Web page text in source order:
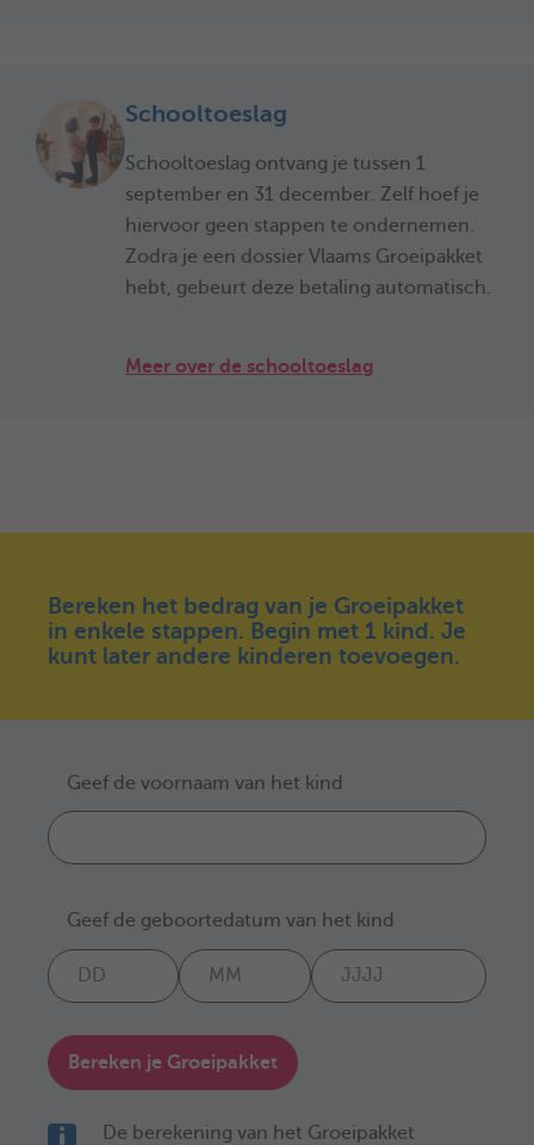
Schooltoeslag
Schooltoeslag ontvang je tussen 1
september en 31 december. Zelf hoef je
hiervoor geen stappen te ondernemen.
Zodra je een dossier Vlaams Groeipakket
hebt, gebeurt deze betaling automatisch.
Meer over de schooltoeslag
Bereken het bedrag van je Groeipakket
in enkele stappen. Begin met 1 kind. Je
kunt later andere kinderen toevoegen.
Geef de voornaam van het kind
Geef de geboortedatum van het kind
Bereken je Groeipakket
De berekening van het Groeipakket